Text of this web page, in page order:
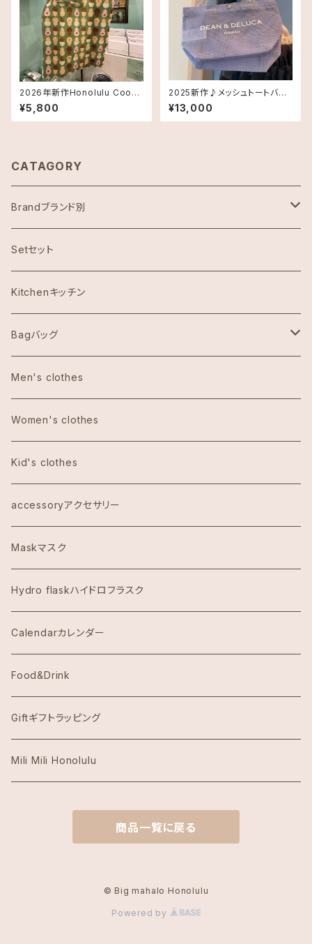
2026年新作Honolulu Cooki
eエコバッグSmallサイズ
¥5,800
2025新作♪メッシュトートバッ
グ XSサイズ ストラップ付き
《HAWAII限定》DEAN＆DELUC
A ディーン＆デルーカ ハワイ 送
¥13,000
CATAGORY
Brandブランド別
ハワイ限定スヌーピー
Abercrombie & Fitch アバクロンビー
Aulani Disneyアウラニディズニー
Anthoropologieアンソロポロジー
Bath&Body Worksバス＆ボディワークス
Calvin Klein カルバンクライン
COACHコーチ
Dawn to Earth ダウントゥーアース
Dean & DeLuca ディーンアンドデルーカ
Eggs's Things エッグスンシングス
Hawaii Hotel Item
Honolulu Coffeeホノルルコーヒー
Island Slipperアイランドスリッパ
KAI COFFEE カイコーヒー
Kate Spade ケイトスペード
Setセット
Kitchenキッチン
Bagバッグ
tote bag トートバッグ
エコバッグ
Men's clothes
Women's clothes
Kid's clothes
accessoryアクセサリー
Maskマスク
Hydro flaskハイドロフラスク
Calendarカレンダー
Food&Drink
Giftギフトラッピング
Mili Mili Honolulu
商品一覧に戻る
© Big mahalo Honolulu
Powered by